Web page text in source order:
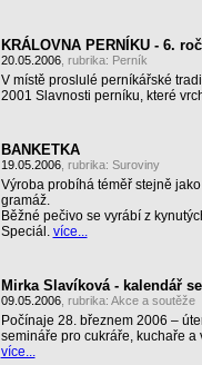
KRÁLOVNA PERNÍKU - 6.
20.05.2006, rubrika: Perník
V místě proslulé perníkářské
2001 Slavnosti perníku, které
BANKETKA
19.05.2006, rubrika: Suroviny
Výroba probíhá téměř stejně
gramáž.
Běžné pečivo se vyrábí z
Speciál. více...
Mirka Slavíková - kalendář
09.05.2006, rubrika: Akce a soutěže
Počínaje 28. březnem 2006 –
semináře pro cukráře, kuchaře a
více...